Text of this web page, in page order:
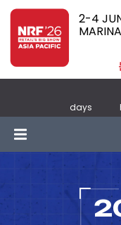
2-4
days